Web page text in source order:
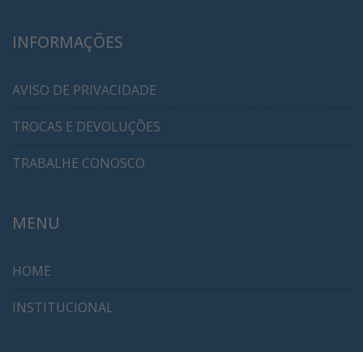
INFORMAÇÕES
AVISO DE PRIVACIDADE
TROCAS E DEVOLUÇÕES
TRABALHE CONOSCO
MENU
HOME
INSTITUCIONAL